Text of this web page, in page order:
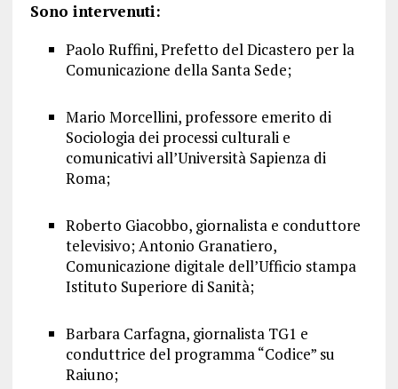
Sono intervenuti:
Paolo Ruffini, Prefetto del Dicastero per la
Comunicazione della Santa Sede;
Mario Morcellini, professore emerito di
Sociologia dei processi culturali e
comunicativi all’Università Sapienza di
Roma;
Roberto Giacobbo, giornalista e conduttore
televisivo; Antonio Granatiero,
Comunicazione digitale dell’Ufficio stampa
Istituto Superiore di Sanità;
Barbara Carfagna, giornalista TG1 e
conduttrice del programma “Codice” su
Raiuno;